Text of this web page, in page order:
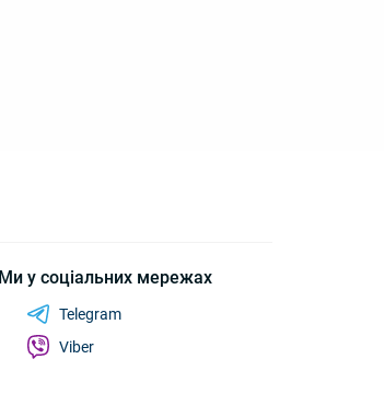
Ми у соціальних мережах
Telegram
Viber